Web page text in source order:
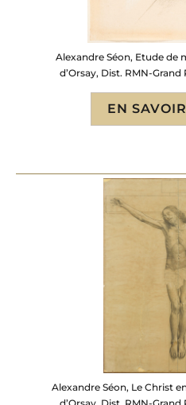
Alexandre Séon, Etude de
d’Orsay, Dist. RMN-
EN
Alexandre Séon, Le Christ